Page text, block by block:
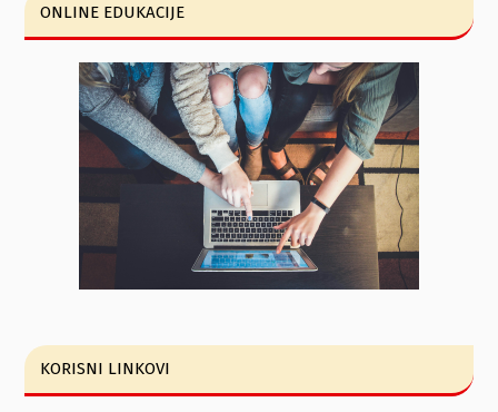
ONLINE EDUKACIJE
KORISNI LINKOVI